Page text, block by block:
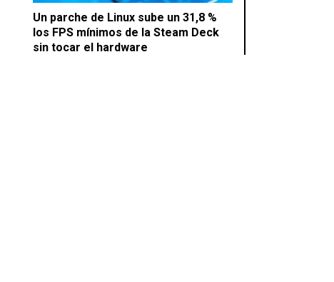
Un parche de Linux sube un 31,8 %
los FPS mínimos de la Steam Deck
sin tocar el hardware